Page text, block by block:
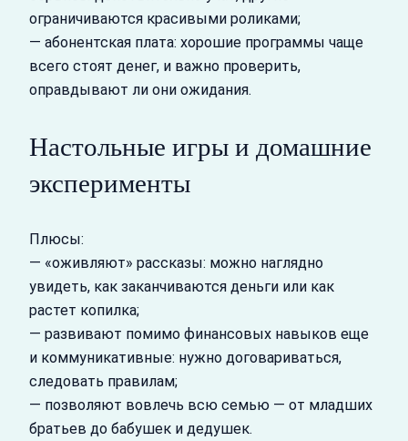
ограничиваются красивыми роликами;
— абонентская плата: хорошие программы чаще
всего стоят денег, и важно проверить,
оправдывают ли они ожидания.
Настольные игры и домашние
эксперименты
Плюсы:
— «оживляют» рассказы: можно наглядно
увидеть, как заканчиваются деньги или как
растет копилка;
— развивают помимо финансовых навыков еще
и коммуникативные: нужно договариваться,
следовать правилам;
— позволяют вовлечь всю семью — от младших
братьев до бабушек и дедушек.